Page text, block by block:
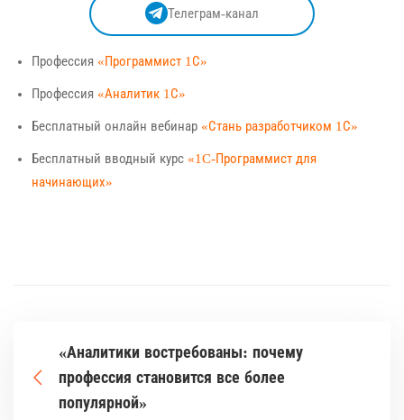
Телеграм-канал
Профессия «Программист 1С»
Профессия «Аналитик 1С»
Бесплатный онлайн вебинар «Стань разработчиком 1С»
Бесплатный вводный курс «1C-Программист для
начинающих»
«Аналитики востребованы: почему
профессия становится все более
популярной»